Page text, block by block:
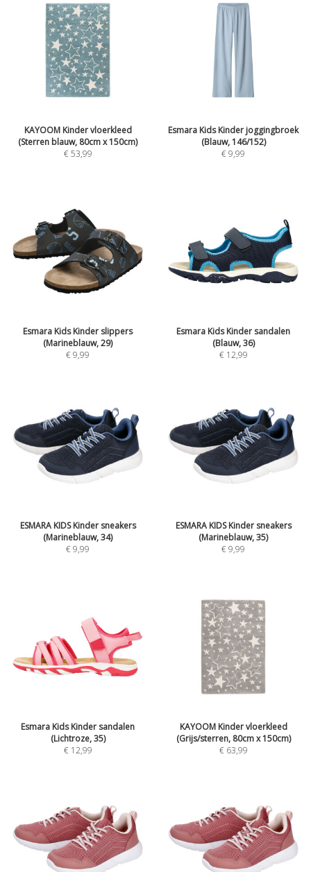
KAYOOM Kinder vloerkleed
(Sterren blauw, 80cm x 150cm)
€53,99
Esmara Kids Kinder joggingbroek
(Blauw, 146/152)
€9,99
Esmara Kids Kinder slippers
(Marineblauw, 29)
€9,99
Esmara Kids Kinder sandalen
(Blauw, 36)
€ 12,99
ESMARA KIDS Kinder sneakers
(Marineblauw, 34)
€9,99
ESMARA KIDS Kinder sneakers
(Marineblauw, 35)
€9,99
Esmara Kids Kinder sandalen
(Lichtroze, 35)
€ 12,99
KAYOOM Kinder vloerkleed
(Grijs/sterren, 80cm x 150cm)
€ 63,99